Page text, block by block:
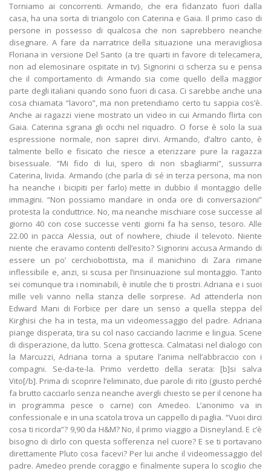
Torniamo ai concorrenti. Armando, che era fidanzato fuori dalla
casa, ha una sorta di triangolo con Caterina e Gaia. Il primo caso di
persone in possesso di qualcosa che non saprebbero neanche
disegnare. A fare da narratrice della situazione una meravigliosa
Floriana in versione Del Santo (a tre quarti in favore di telecamera,
non ad elemosinare ospitate in tv). Signorini ci scherza su e pensa
che il comportamento di Armando sia come quello della maggior
parte degli italiani quando sono fuori di casa. Ci sarebbe anche una
cosa chiamata “lavoro”, ma non pretendiamo certo tu sappia cos’è.
Anche ai ragazzi viene mostrato un video in cui Armando flirta con
Gaia. Caterina sgrana gli occhi nel riquadro. O forse è solo la sua
espressione normale, non saprei dirvi. Armando, d’altro canto, è
talmente bello e fisicato che riesce a eterizzare pure la ragazza
bisessuale. “Mi fido di lui, spero di non sbagliarmi”, sussurra
Caterina, livida. Armando (che parla di sé in terza persona, ma non
ha neanche i bicipiti per farlo) mette in dubbio il montaggio delle
immagini. “Non possiamo mandare in onda ore di conversazioni”
protesta la conduttrice. No, ma neanche mischiare cose successe al
giorno 40 con cose successe venti giorni fa ha senso, tesoro. Alle
22.00 in pacca Alessia, out of nowhere, chiude il televoto. Niente
niente che eravamo contenti dell’esito? Signorini accusa Armando di
essere un po’ cerchiobottista, ma il manichino di Zara rimane
inflessibile e, anzi, si scusa per l’insinuazione sul montaggio. Tanto
sei comunque tra i nominabili, è inutile che ti prostri. Adriana e i suoi
mille veli vanno nella stanza delle sorprese. Ad attenderla non
Edward Mani di Forbice per dare un senso a quella steppa del
Kirghisi che ha in testa, ma un videomessaggio del padre. Adriana
piange disperata, tira su col naso cacciando lacrime e lingua. Scene
di disperazione, da lutto. Scena grottesca. Calmatasi nel dialogo con
la Marcuzzi, Adriana torna a sputare l’anima nell’abbraccio con i
compagni. Se-da-te-la. Primo verdetto della serata: [b]si salva
Vito[/b]. Prima di scoprire l’eliminato, due parole di rito (giusto perché
fa brutto cacciarlo senza neanche avergli chiesto se per il cenone ha
in programma pesce o carne) con Amedeo. L’anonimo va in
confessionale e in una scatola trova un cappello di paglia. “Vuoi dirci
cosa ti ricorda”? 9,90 da H&M? No, il primo viaggio a Disneyland. E c’è
bisogno di dirlo con questa sofferenza nel cuore? E se ti portavano
direttamente Pluto cosa facevi? Per lui anche il videomessaggio del
padre. Amedeo prende coraggio e finalmente supera lo scoglio che